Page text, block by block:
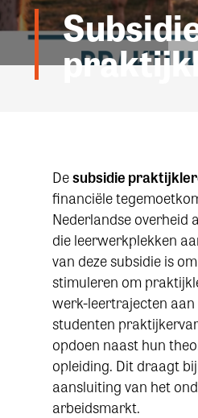
Desubsidie
financiële
Nederlandse overheid
die leerwerkplekken
van deze subsidie is
stimuleren om
werk-leertrajecten aan
studenten
opdoen naast hun
opleiding. Dit draagt
aansluiting van het
arbeidsmarkt.